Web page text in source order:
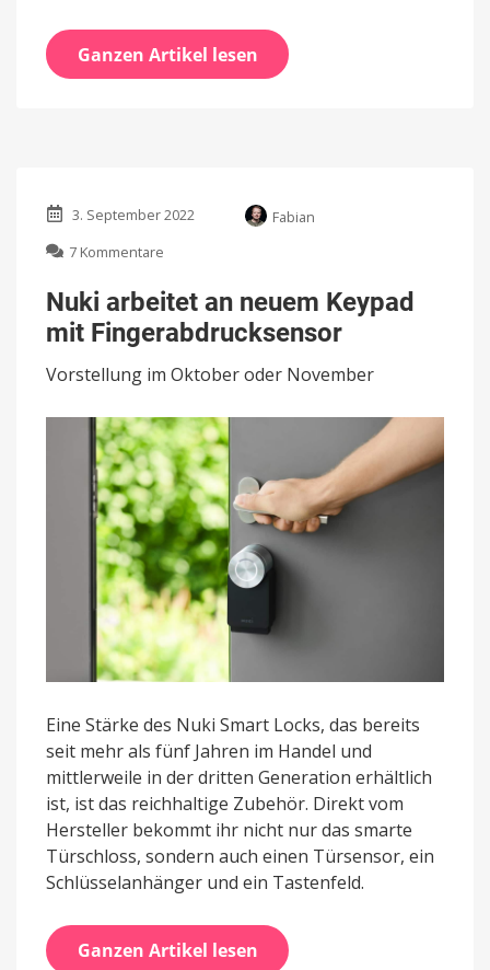
Ganzen Artikel lesen
3. September 2022
Fabian
7 Kommentare
arbeitet
an
neuem
mit
Nuki arbeitet an neuem Keypad
mit Fingerabdrucksensor
Vorstellung im Oktober oder November
Eine Stärke des Nuki Smart Locks, das bereits
seit mehr als fünf Jahren im Handel und
mittlerweile in der dritten Generation erhältlich
ist, ist das reichhaltige Zubehör. Direkt vom
Hersteller bekommt ihr nicht nur das smarte
Türschloss, sondern auch einen Türsensor, ein
Schlüsselanhänger und ein Tastenfeld.
Ganzen Artikel lesen